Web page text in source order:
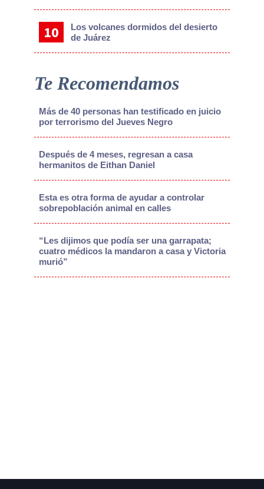
Los volcanes dormidos del desierto
de Juárez
Te Recomendamos
Más de 40 personas han testificado en juicio
por terrorismo del Jueves Negro
Después de 4 meses, regresan a casa
hermanitos de Eithan Daniel
Esta es otra forma de ayudar a controlar
sobrepoblación animal en calles
“Les dijimos que podía ser una garrapata;
cuatro médicos la mandaron a casa y Victoria
murió”